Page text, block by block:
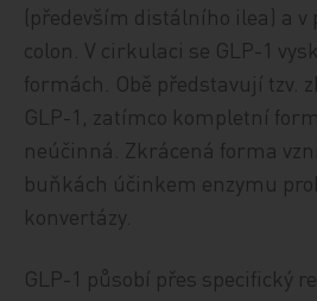
(především distálního ilea) a
colon. V cirkulaci se GLP-1
formách. Obě představují tzv.
GLP-1, zatímco kompletní
neúčinná. Zkrácená forma
buňkách účinkem enzymu
konvertázy.
GLP-1 působí přes specifický